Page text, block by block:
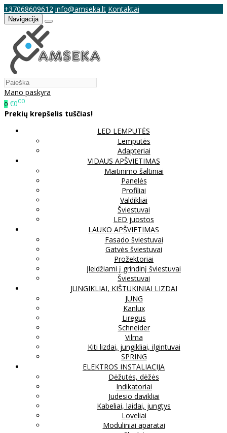
+37068609612 info@amseka.lt Kontaktai
Navigacija
Mano paskyra
0 €000
Prekių krepšelis tuščias!
LED LEMPUTĖS
Lemputės
Adapteriai
VIDAUS APŠVIETIMAS
Maitinimo šaltiniai
Panelės
Profiliai
Valdikliai
Šviestuvai
LED juostos
LAUKO APŠVIETIMAS
Fasado šviestuvai
Gatvės šviestuvai
Prožektoriai
Įleidžiami į grindinį šviestuvai
Šviestuvai
JUNGIKLIAI, KIŠTUKINIAI LIZDAI
JUNG
Kanlux
Liregus
Schneider
Vilma
Kiti lizdai, jungikliai, ilgintuvai
SPRING
ELEKTROS INSTALIACIJA
Dėžutės, dėžės
Indikatoriai
Judesio davikliai
Kabeliai, laidai, jungtys
Loveliai
Moduliniai aparatai